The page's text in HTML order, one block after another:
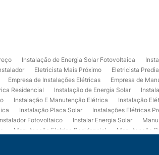
Instalação de Energia Solar Fotovoltaica
Eletricista Mais Próximo Eletricista
Empresa de Instalações Elétricas Empresa de
Residencial Instalação de Energia Solar
Instalação E Manutenção Elétrica Instalação
Instalação Placa Solar Instalações Elétricas
Fotovoltaico Instalar Energia Solar
Manutenção Eletrica Residencial
Manutenção